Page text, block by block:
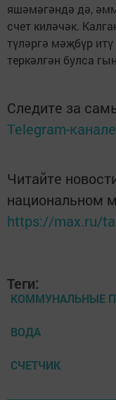
яшәмәгәндә дә,
счет киләчәк.
түләргә мәҗбүр итү
теркәлгән булса
Следите за
Telegram-канале
Читайте
национальном
https://max.ru/
Теги:
КОММУНАЛЬНЫЕ
ВОДА
СЧЕТЧИК